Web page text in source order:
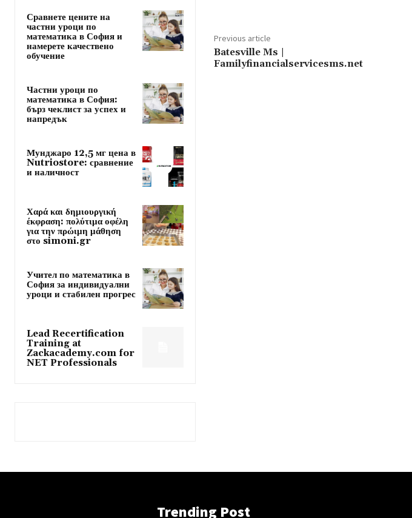
Сравнете цените на
частни уроци по
математика в София и
намерете качествено
обучение
Частни уроци по
математика в София:
бърз чеклист за успех и
напредък
Мунджаро 12,5 мг цена в
Nutriostore: сравнение
и наличност
Χαρά και δημιουργική
έκφραση: πολύτιμα οφέλη
για την πρώιμη μάθηση
στο simoni.gr
Учител по математика в
София за индивидуални
уроци и стабилен прогрес
Lead Recertification
Training at
Zackacademy.com for
NET Professionals
Previous article
Batesville Ms |
Familyfinancialservicesms.net
Trending Post